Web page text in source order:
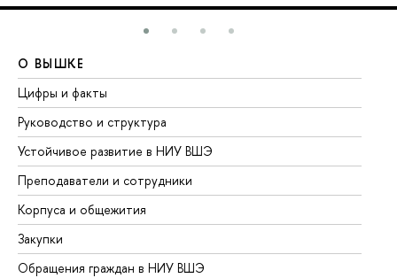
О ВЫШКЕ
Цифры и факты
Руководство и структура
Устойчивое развитие в НИУ ВШЭ
Преподаватели и сотрудники
Корпуса и общежития
Закупки
Обращения граждан в НИУ ВШЭ